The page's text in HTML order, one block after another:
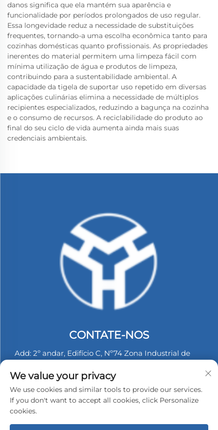
danos significa que ela mantém sua aparência e
funcionalidade por períodos prolongados de uso regular.
Essa longevidade reduz a necessidade de substituições
frequentes, tornando-a uma escolha econômica tanto para
cozinhas domésticas quanto profissionais. As propriedades
inerentes do material permitem uma limpeza fácil com
mínima utilização de água e produtos de limpeza,
contribuindo para a sustentabilidade ambiental. A
capacidade da tigela de suportar uso repetido em diversas
aplicações culinárias elimina a necessidade de múltiplos
recipientes especializados, reduzindo a bagunça na cozinha
e o consumo de recursos. A reciclabilidade do produto ao
final do seu ciclo de vida aumenta ainda mais suas
credenciais ambientais.
CONTATE-NOS
Add: 2º andar, Edifício C, Nº74 Zona Industrial de
Tel: +86-13530558584
E-mail:[email protected]
We value your privacy
We use cookies and similar tools to provide our services.
If you don't want to accept all cookies, click Personalize
cookies.